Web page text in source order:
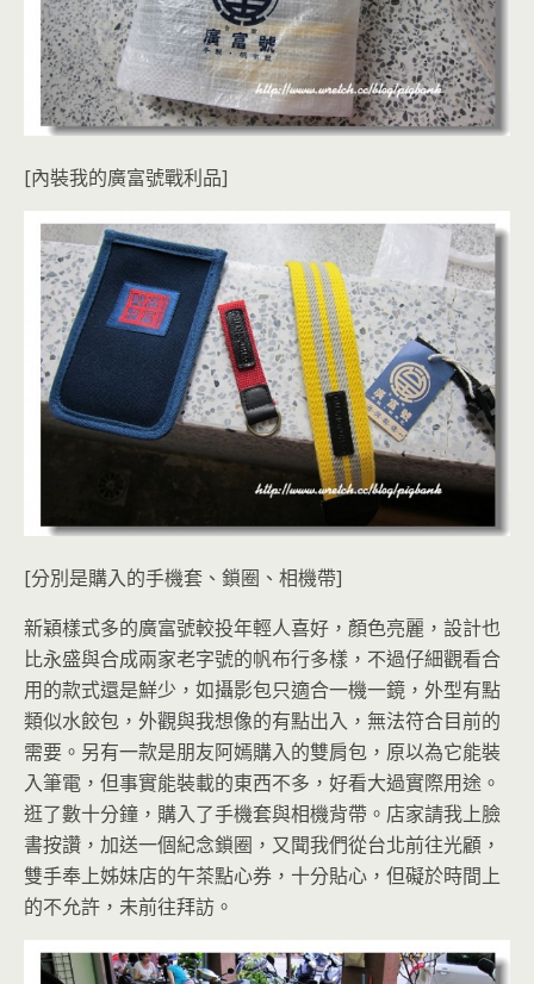
[內裝我的廣富號戰利品]
[分別是購入的手機套、鎖圈、相機帶]
新穎樣式多的廣富號較投年輕人喜好，顏色亮麗，設計也
比永盛與合成兩家老字號的帆布行多樣，不過仔細觀看合
用的款式還是鮮少，如攝影包只適合一機一鏡，外型有點
類似水餃包，外觀與我想像的有點出入，無法符合目前的
需要。另有一款是朋友阿嫣購入的雙肩包，原以為它能裝
入筆電，但事實能裝載的東西不多，好看大過實際用途。
逛了數十分鐘，購入了手機套與相機背帶。店家請我上臉
書按讚，加送一個紀念鎖圈，又聞我們從台北前往光顧，
雙手奉上姊妹店的午茶點心券，十分貼心，但礙於時間上
的不允許，未前往拜訪。